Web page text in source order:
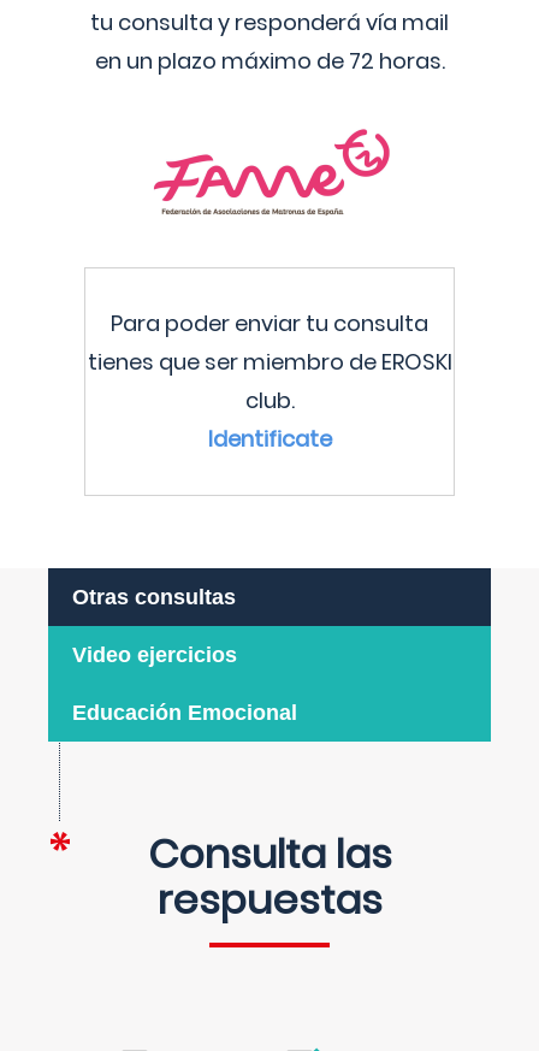
tu consulta y responderá vía mail
en un plazo máximo de 72 horas.
Para poder enviar tu consulta
tienes que ser miembro de EROSKI
club.
Identificate
Otras consultas
Video ejercicios
Educación Emocional
Consulta las
respuestas